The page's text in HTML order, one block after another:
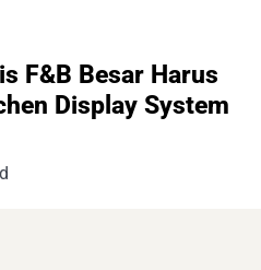
F&B Besar Harus
Display System